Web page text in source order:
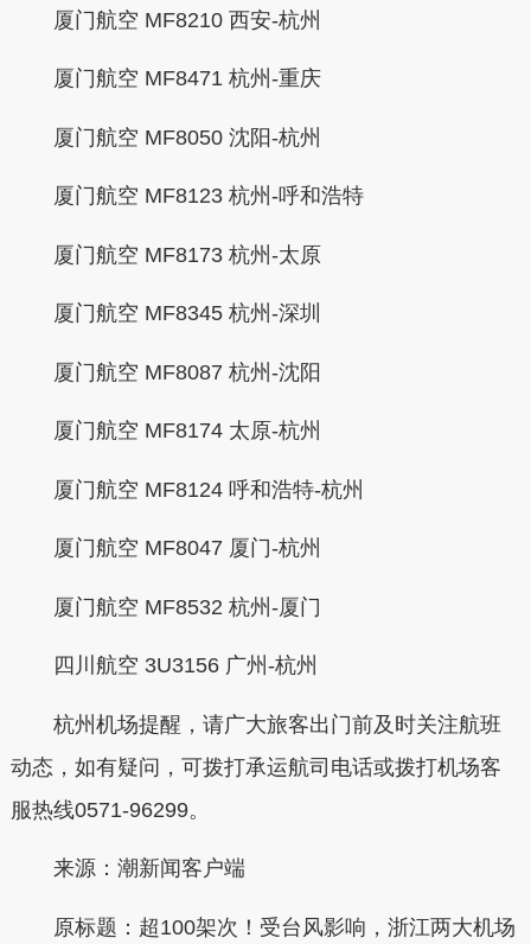
厦门航空 MF8210 西安-杭州
厦门航空 MF8471 杭州-重庆
厦门航空 MF8050 沈阳-杭州
厦门航空 MF8123 杭州-呼和浩特
厦门航空 MF8173 杭州-太原
厦门航空 MF8345 杭州-深圳
厦门航空 MF8087 杭州-沈阳
厦门航空 MF8174 太原-杭州
厦门航空 MF8124 呼和浩特-杭州
厦门航空 MF8047 厦门-杭州
厦门航空 MF8532 杭州-厦门
四川航空 3U3156 广州-杭州
杭州机场提醒，请广大旅客出门前及时关注航班
动态，如有疑问，可拨打承运航司电话或拨打机场客
服热线0571-96299。
来源：潮新闻客户端
原标题：超100架次！受台风影响，浙江两大机场